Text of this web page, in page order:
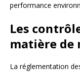
performance
Les
matière de
La réglementation